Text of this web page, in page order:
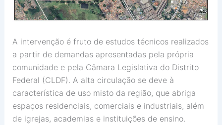
A intervenção é fruto de estudos técnicos realizados
a partir de demandas apresentadas pela própria
comunidade e pela Câmara Legislativa do Distrito
Federal (CLDF). A alta circulação se deve à
característica de uso misto da região, que abriga
espaços residenciais, comerciais e industriais, além
de igrejas, academias e instituições de ensino.